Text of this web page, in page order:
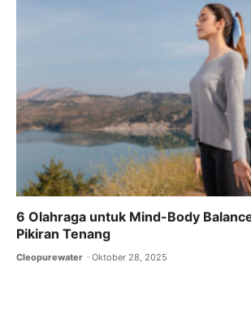
6 Olahraga untuk Mind-Body
Pikiran Tenang
Cleopurewater Oktober 28, 2025